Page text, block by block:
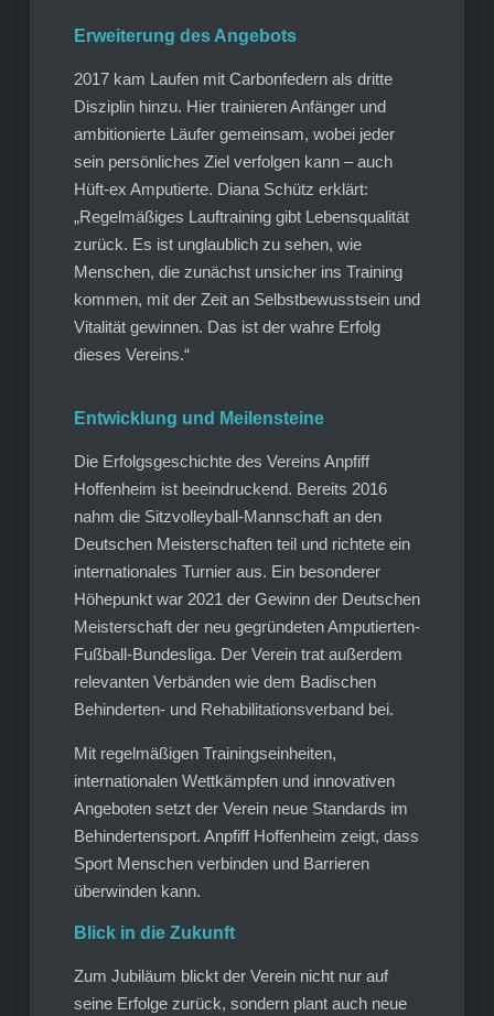
Erweiterung des Angebots
2017 kam Laufen mit Carbonfedern als dritte
Disziplin hinzu. Hier trainieren Anfänger und
ambitionierte Läufer gemeinsam, wobei jeder
sein persönliches Ziel verfolgen kann – auch
Hüft-ex Amputierte. Diana Schütz erklärt:
„Regelmäßiges Lauftraining gibt Lebensqualität
zurück. Es ist unglaublich zu sehen, wie
Menschen, die zunächst unsicher ins Training
kommen, mit der Zeit an Selbstbewusstsein und
Vitalität gewinnen. Das ist der wahre Erfolg
dieses Vereins.“
Entwicklung und Meilensteine
Die Erfolgsgeschichte des Vereins Anpfiff
Hoffenheim ist beeindruckend. Bereits 2016
nahm die Sitzvolleyball-Mannschaft an den
Deutschen Meisterschaften teil und richtete ein
internationales Turnier aus. Ein besonderer
Höhepunkt war 2021 der Gewinn der Deutschen
Meisterschaft der neu gegründeten Amputierten-
Fußball-Bundesliga. Der Verein trat außerdem
relevanten Verbänden wie dem Badischen
Behinderten- und Rehabilitationsverband bei.
Mit regelmäßigen Trainingseinheiten,
internationalen Wettkämpfen und innovativen
Angeboten setzt der Verein neue Standards im
Behindertensport. Anpfiff Hoffenheim zeigt, dass
Sport Menschen verbinden und Barrieren
überwinden kann.
Blick in die Zukunft
Zum Jubiläum blickt der Verein nicht nur auf
seine Erfolge zurück, sondern plant auch neue